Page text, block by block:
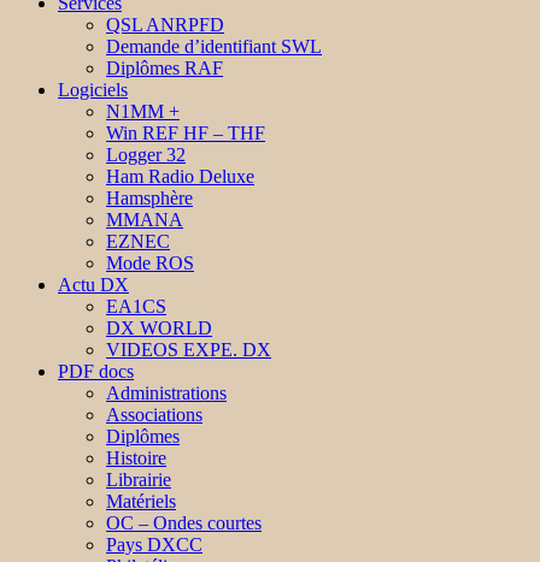
QSL ANRPFD
Demande d’identifiant SWL
Diplômes RAF
Logiciels
N1MM +
Win REF HF – THF
Logger 32
Ham Radio Deluxe
Hamsphère
MMANA
EZNEC
Mode ROS
Actu DX
EA1CS
DX WORLD
VIDEOS EXPE. DX
PDF docs
Administrations
Associations
Diplômes
Histoire
Librairie
Matériels
OC – Ondes courtes
Pays DXCC